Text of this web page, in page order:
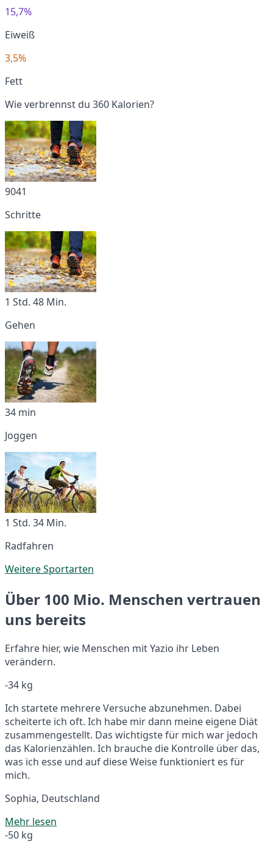
15,7%
Eiweiß
3,5%
Fett
Wie verbrennst du 360 Kalorien?
9041
Schritte
1 Std. 48 Min.
Gehen
34 min
Joggen
1 Std. 34 Min.
Radfahren
Weitere Sportarten
Über 100 Mio. Menschen vertrauen
uns bereits
Erfahre hier, wie Menschen mit Yazio ihr Leben
verändern.
-34 kg
Ich startete mehrere Versuche abzunehmen. Dabei
scheiterte ich oft. Ich habe mir dann meine eigene Diät
zusammengestellt. Das wichtigste für mich war jedoch
das Kalorienzählen. Ich brauche die Kontrolle über das,
was ich esse und auf diese Weise funktioniert es für
mich.
Sophia, Deutschland
Mehr lesen
-50 kg